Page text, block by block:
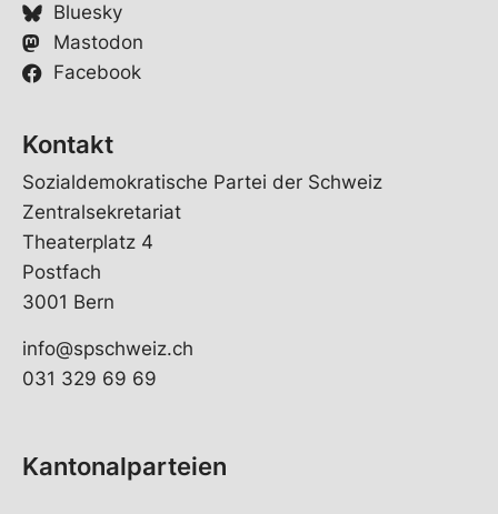
Bluesky
Mastodon
Facebook
Kontakt
Sozialdemokratische Partei der Schweiz
Zentralsekretariat
Theaterplatz 4
Postfach
3001 Bern
info@spschweiz.ch
031 329 69 69
Kantonalparteien